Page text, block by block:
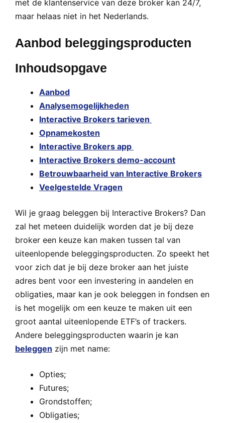
met de klantenservice van deze broker kan 24/7,
maar helaas niet in het Nederlands.
Aanbod beleggingsproducten
Inhoudsopgave
Aanbod
Analysemogelijkheden
Interactive Brokers tarieven
Opnamekosten
Interactive Brokers app
Interactive Brokers demo-account
Betrouwbaarheid van Interactive Brokers
Veelgestelde Vragen
Wil je graag beleggen bij Interactive Brokers? Dan
zal het meteen duidelijk worden dat je bij deze
broker een keuze kan maken tussen tal van
uiteenlopende beleggingsproducten. Zo speekt het
voor zich dat je bij deze broker aan het juiste
adres bent voor een investering in aandelen en
obligaties, maar kan je ook beleggen in fondsen en
is het mogelijk om een keuze te maken uit een
groot aantal uiteenlopende ETF’s of trackers.
Andere beleggingsproducten waarin je kan
beleggen zijn met name:
Opties;
Futures;
Grondstoffen;
Obligaties;